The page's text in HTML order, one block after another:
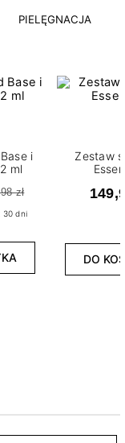
PIELĘGNACJA
i
ml
zł
30 dni
Zestaw
DO